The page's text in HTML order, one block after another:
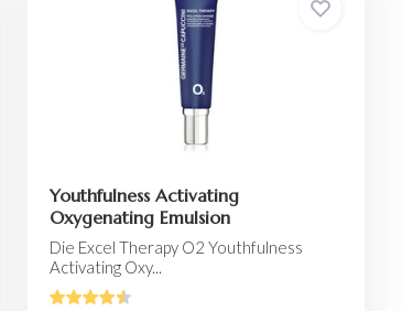
Youthfulness Activating
Oxygenating Emulsion
Die Excel Therapy O2 Youthfulness
Activating Oxy...